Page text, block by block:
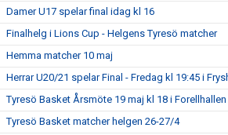
Damer U17 spelar final idag kl 16
Finalhelg i Lions Cup - Helgens Tyresö matcher
Hemma matcher 10 maj
Herrar U20/21 spelar Final - Fredag kl 19:45 i
Tyresö Basket Årsmöte 19 maj kl 18 i Forellhallen
Tyresö Basket matcher helgen 26-27/4